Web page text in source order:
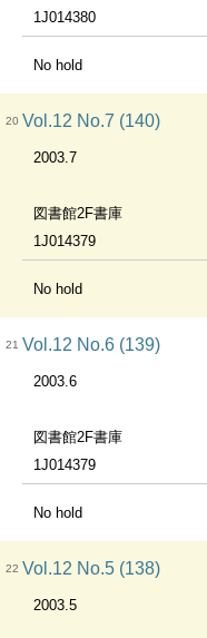
1J014380
No hold
20 Vol.12 No.7 (140)
2003.7
図書館2F書庫
1J014379
No hold
21 Vol.12 No.6 (139)
2003.6
図書館2F書庫
1J014379
No hold
22 Vol.12 No.5 (138)
2003.5